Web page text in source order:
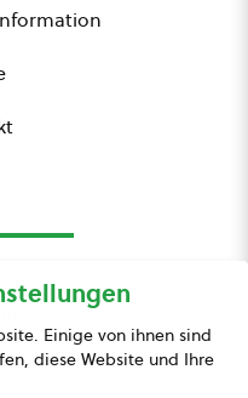
Einige von ihnen sind
diese Website und Ihre